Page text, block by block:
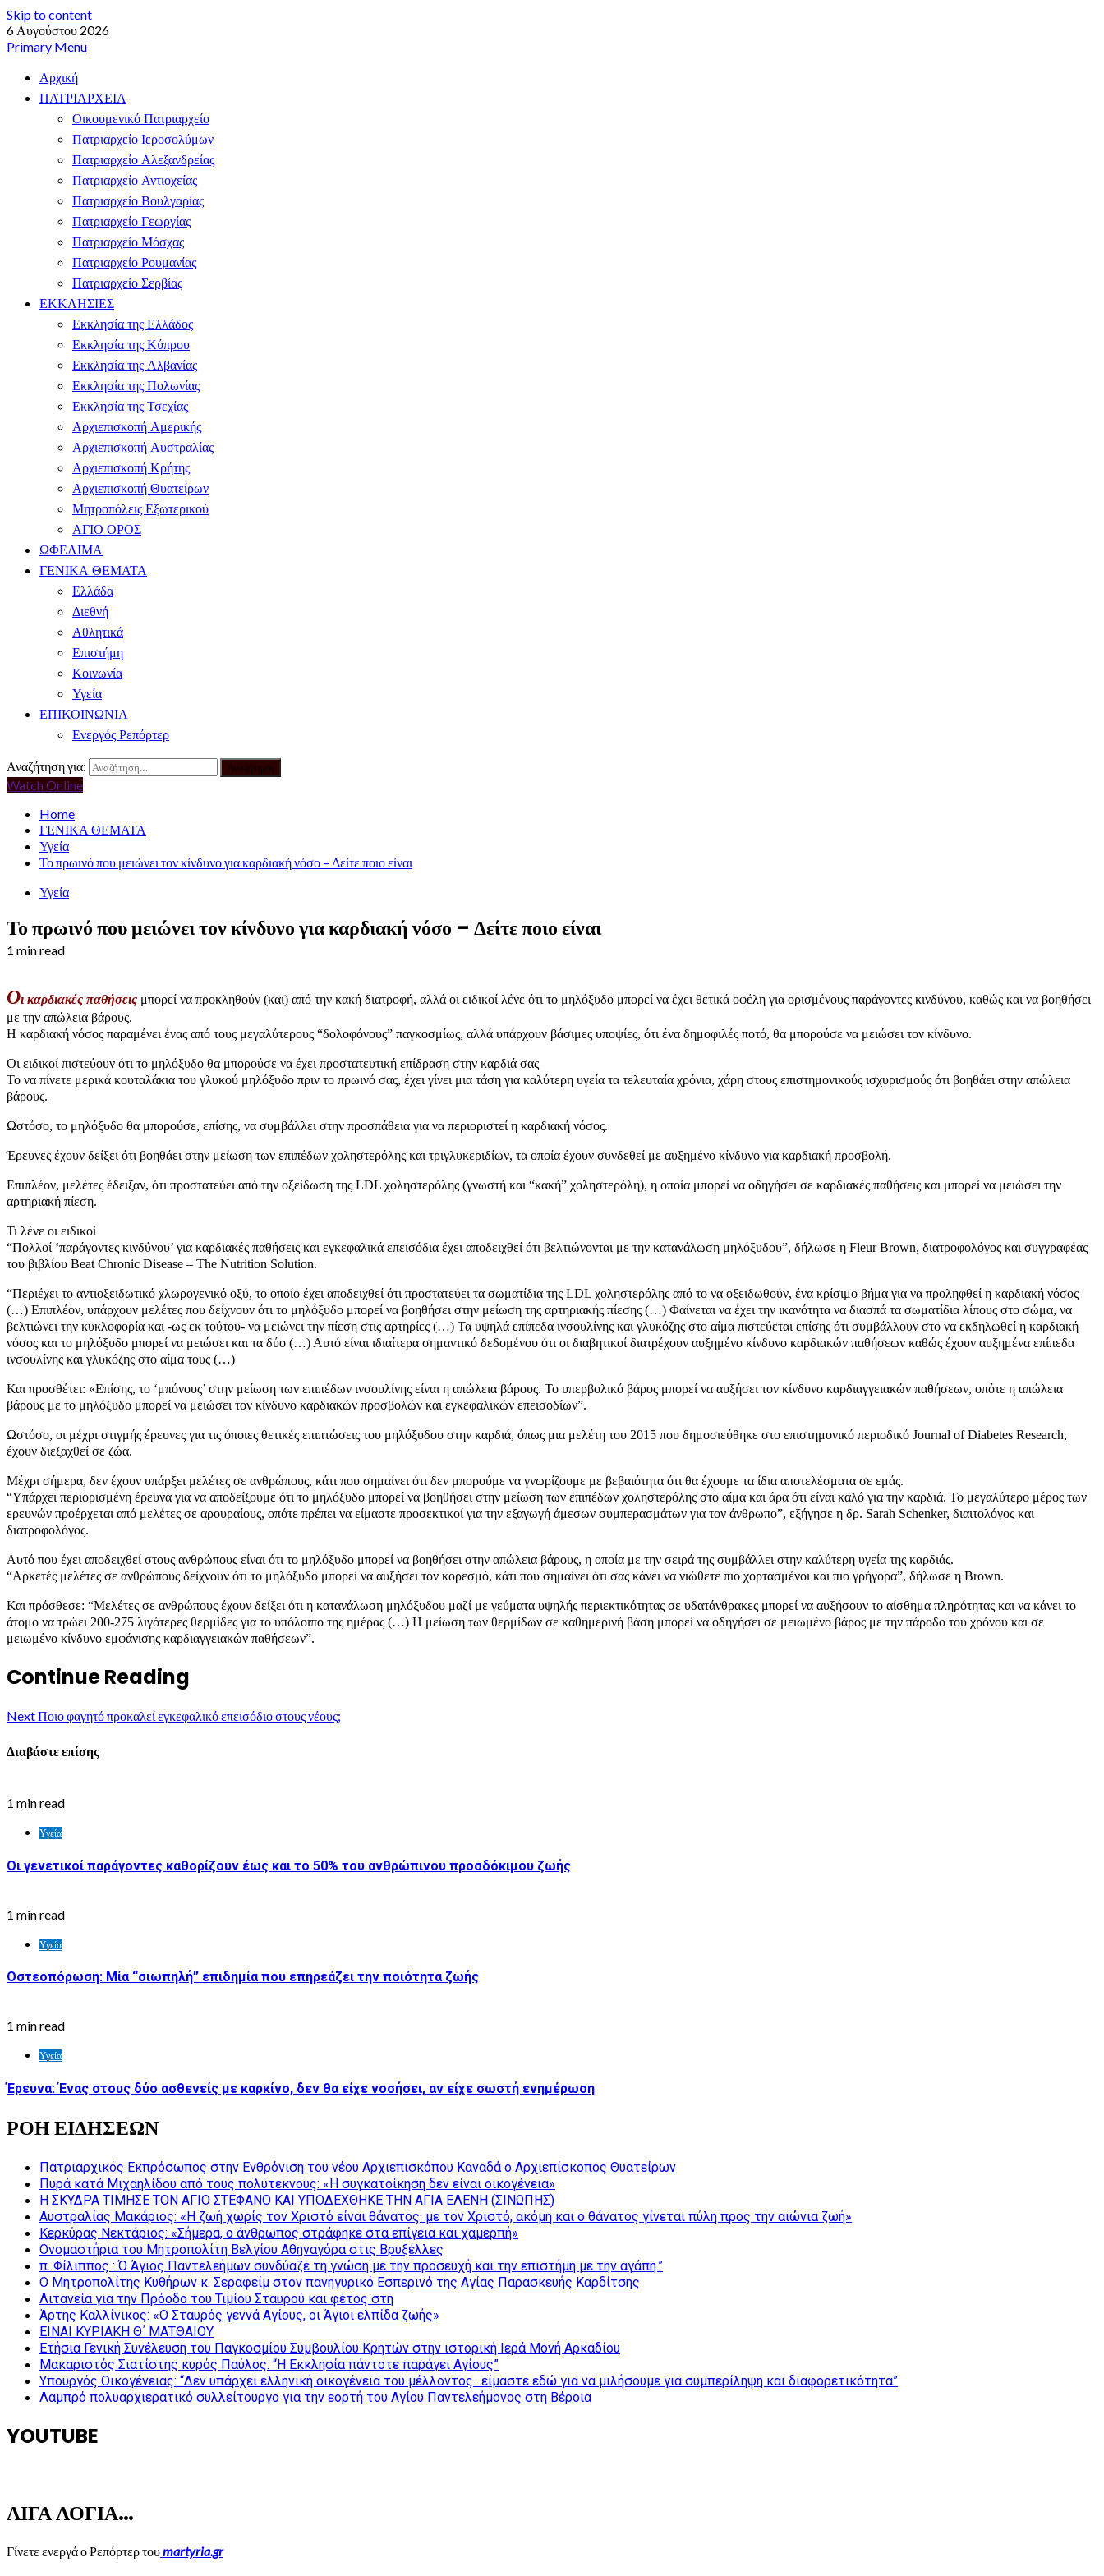
Skip to content
6 Αυγούστου 2026
Primary Menu
Αρχική
ΠΑΤΡΙΑΡΧΕΙΑ
Οικουμενικό Πατριαρχείο
Πατριαρχείο Ιεροσολύμων
Πατριαρχείο Αλεξανδρείας
Πατριαρχείο Αντιοχείας
Πατριαρχείο Βουλγαρίας
Πατριαρχείο Γεωργίας
Πατριαρχείο Μόσχας
Πατριαρχείο Ρουμανίας
Πατριαρχείο Σερβίας
ΕΚΚΛΗΣΙΕΣ
Εκκλησία της Ελλάδος
Εκκλησία της Κύπρου
Εκκλησία της Αλβανίας
Εκκλησία της Πολωνίας
Εκκλησία της Τσεχίας
Αρχιεπισκοπή Αμερικής
Αρχιεπισκοπή Αυστραλίας
Αρχιεπισκοπή Κρήτης
Αρχιεπισκοπή Θυατείρων
Μητροπόλεις Εξωτερικού
ΑΓΙΟ ΟΡΟΣ
ΩΦΕΛΙΜΑ
ΓΕΝΙΚΑ ΘΕΜΑΤΑ
Ελλάδα
Διεθνή
Αθλητικά
Επιστήμη
Κοινωνία
Υγεία
ΕΠΙΚΟΙΝΩΝΙΑ
Ενεργός Ρεπόρτερ
Αναζήτηση για:
Watch Online
Home
ΓΕΝΙΚΑ ΘΕΜΑΤΑ
Υγεία
Το πρωινό που μειώνει τον κίνδυνο για καρδιακή νόσο – Δείτε ποιο είναι
Υγεία
Το πρωινό που μειώνει τον κίνδυνο για καρδιακή νόσο – Δείτε ποιο είναι
1 min read
Οι καρδιακές παθήσεις μπορεί να προκληθούν (και) από την κακή διατροφή, αλλά οι ειδικοί λένε ότι το μηλόξυδο μπορεί να έχει θετικά οφέλη για ορισμένους παράγοντες κινδύνου, καθώς και να βοηθήσει
με την απώλεια βάρους.
Η καρδιακή νόσος παραμένει ένας από τους μεγαλύτερους “δολοφόνους” παγκοσμίως, αλλά υπάρχουν βάσιμες υποψίες, ότι ένα δημοφιλές ποτό, θα μπορούσε να μειώσει τον κίνδυνο.
Οι ειδικοί πιστεύουν ότι το μηλόξυδο θα μπορούσε να έχει προστατευτική επίδραση στην καρδιά σας
Το να πίνετε μερικά κουταλάκια του γλυκού μηλόξυδο πριν το πρωινό σας, έχει γίνει μια τάση για καλύτερη υγεία τα τελευταία χρόνια, χάρη στους επιστημονικούς ισχυρισμούς ότι βοηθάει στην απώλεια
βάρους.
Ωστόσο, το μηλόξυδο θα μπορούσε, επίσης, να συμβάλλει στην προσπάθεια για να περιοριστεί η καρδιακή νόσος.
Έρευνες έχουν δείξει ότι βοηθάει στην μείωση των επιπέδων χοληστερόλης και τριγλυκεριδίων, τα οποία έχουν συνδεθεί με αυξημένο κίνδυνο για καρδιακή προσβολή.
Επιπλέον, μελέτες έδειξαν, ότι προστατεύει από την οξείδωση της LDL χοληστερόλης (γνωστή και “κακή” χοληστερόλη), η οποία μπορεί να οδηγήσει σε καρδιακές παθήσεις και μπορεί να μειώσει την
αρτηριακή πίεση.
Τι λένε οι ειδικοί
“Πολλοί ‘παράγοντες κινδύνου’ για καρδιακές παθήσεις και εγκεφαλικά επεισόδια έχει αποδειχθεί ότι βελτιώνονται με την κατανάλωση μηλόξυδου”, δήλωσε η Fleur Brown, διατροφολόγος και συγγραφέας
του βιβλίου Beat Chronic Disease – The Nutrition Solution.
“Περιέχει το αντιοξειδωτικό χλωρογενικό οξύ, το οποίο έχει αποδειχθεί ότι προστατεύει τα σωματίδια της LDL χοληστερόλης από το να οξειδωθούν, ένα κρίσιμο βήμα για να προληφθεί η καρδιακή νόσος
(…) Επιπλέον, υπάρχουν μελέτες που δείχνουν ότι το μηλόξυδο μπορεί να βοηθήσει στην μείωση της αρτηριακής πίεσης (…) Φαίνεται να έχει την ικανότητα να διασπά τα σωματίδια λίπους στο σώμα, να
βελτιώνει την κυκλοφορία και -ως εκ τούτου- να μειώνει την πίεση στις αρτηρίες (…) Τα υψηλά επίπεδα ινσουλίνης και γλυκόζης στο αίμα πιστεύεται επίσης ότι συμβάλλουν στο να εκδηλωθεί η καρδιακή
νόσος και το μηλόξυδο μπορεί να μειώσει και τα δύο (…) Αυτό είναι ιδιαίτερα σημαντικό δεδομένου ότι οι διαβητικοί διατρέχουν αυξημένο κίνδυνο καρδιακών παθήσεων καθώς έχουν αυξημένα επίπεδα
ινσουλίνης και γλυκόζης στο αίμα τους (…)
Και προσθέτει: «Επίσης, το ‘μπόνους’ στην μείωση των επιπέδων ινσουλίνης είναι η απώλεια βάρους. Το υπερβολικό βάρος μπορεί να αυξήσει τον κίνδυνο καρδιαγγειακών παθήσεων, οπότε η απώλεια
βάρους με το μηλόξυδο μπορεί να μειώσει τον κίνδυνο καρδιακών προσβολών και εγκεφαλικών επεισοδίων”.
Ωστόσο, οι μέχρι στιγμής έρευνες για τις όποιες θετικές επιπτώσεις του μηλόξυδου στην καρδιά, όπως μια μελέτη του 2015 που δημοσιεύθηκε στο επιστημονικό περιοδικό Journal of Diabetes Research,
έχουν διεξαχθεί σε ζώα.
Μέχρι σήμερα, δεν έχουν υπάρξει μελέτες σε ανθρώπους, κάτι που σημαίνει ότι δεν μπορούμε να γνωρίζουμε με βεβαιότητα ότι θα έχουμε τα ίδια αποτελέσματα σε εμάς.
“Υπάρχει περιορισμένη έρευνα για να αποδείξουμε ότι το μηλόξυδο μπορεί να βοηθήσει στην μείωση των επιπέδων χοληστερόλης στο αίμα και άρα ότι είναι καλό για την καρδιά. Το μεγαλύτερο μέρος των
ερευνών προέρχεται από μελέτες σε αρουραίους, οπότε πρέπει να είμαστε προσεκτικοί για την εξαγωγή άμεσων συμπερασμάτων για τον άνθρωπο”, εξήγησε η δρ. Sarah Schenker, διαιτολόγος και
διατροφολόγος.
Αυτό που έχει αποδειχθεί στους ανθρώπους είναι ότι το μηλόξυδο μπορεί να βοηθήσει στην απώλεια βάρους, η οποία με την σειρά της συμβάλλει στην καλύτερη υγεία της καρδιάς.
“Αρκετές μελέτες σε ανθρώπους δείχνουν ότι το μηλόξυδο μπορεί να αυξήσει τον κορεσμό, κάτι που σημαίνει ότι σας κάνει να νιώθετε πιο χορτασμένοι και πιο γρήγορα”, δήλωσε η Brown.
Και πρόσθεσε: “Μελέτες σε ανθρώπους έχουν δείξει ότι η κατανάλωση μηλόξυδου μαζί με γεύματα υψηλής περιεκτικότητας σε υδατάνθρακες μπορεί να αυξήσουν το αίσθημα πληρότητας και να κάνει το
άτομο να τρώει 200-275 λιγότερες θερμίδες για το υπόλοιπο της ημέρας (…) Η μείωση των θερμίδων σε καθημερινή βάση μπορεί να οδηγήσει σε μειωμένο βάρος με την πάροδο του χρόνου και σε
μειωμένο κίνδυνο εμφάνισης καρδιαγγειακών παθήσεων”.
Continue Reading
NextΠοιο φαγητό προκαλεί εγκεφαλικό επεισόδιο στους νέους;
Διαβάστε επίσης
1 min read
Υγεία
Οι γενετικοί παράγοντες καθορίζουν έως και το 50% του ανθρώπινου προσδόκιμου ζωής
1 min read
Υγεία
Οστεοπόρωση: Μία “σιωπηλή” επιδημία που επηρεάζει την ποιότητα ζωής
1 min read
Υγεία
Έρευνα: Ένας στους δύο ασθενείς με καρκίνο, δεν θα είχε νοσήσει, αν είχε σωστή ενημέρωση
ΡΟΗ ΕΙΔΗΣΕΩΝ
Πατριαρχικός Εκπρόσωπος στην Ενθρόνιση του νέου Αρχιεπισκόπου Καναδά ο Αρχιεπίσκοπος Θυατείρων
Πυρά κατά Μιχαηλίδου από τους πολύτεκνους: «Η συγκατοίκηση δεν είναι οικογένεια»
Η ΣΚΥΔΡΑ ΤΙΜΗΣΕ ΤΟΝ ΑΓΙΟ ΣΤΕΦΑΝΟ ΚΑΙ ΥΠΟΔΕΧΘΗΚΕ ΤΗΝ ΑΓΙΑ ΕΛΕΝΗ (ΣΙΝΩΠΗΣ)
Αυστραλίας Μακάριος: «Η ζωή χωρίς τον Χριστό είναι θάνατος· με τον Χριστό, ακόμη και ο θάνατος γίνεται πύλη προς την αιώνια ζωή»
Κερκύρας Νεκτάριος: «Σήμερα, ο άνθρωπος στράφηκε στα επίγεια και χαμερπή»
Ονομαστήρια του Μητροπολίτη Βελγίου Αθηναγόρα στις Βρυξέλλες
π. Φίλιππος : Ό Άγιος Παντελεήμων συνδύαζε τη γνώση με την προσευχή και την επιστήμη με την αγάπη.”
Ο Μητροπολίτης Κυθήρων κ. Σεραφείμ στον πανηγυρικό Εσπερινό της Αγίας Παρασκευής Καρδίτσης
Λιτανεία για την Πρόοδο του Τιμίου Σταυρού και φέτος στη
Άρτης Καλλίνικος: «Ο Σταυρός γεννά Αγίους, οι Άγιοι ελπίδα ζωής»
ΕΙΝΑΙ ΚΥΡΙΑΚΗ Θ΄ ΜΑΤΘΑΙΟΥ
Ετήσια Γενική Συνέλευση του Παγκοσμίου Συμβουλίου Κρητών στην ιστορική Ιερά Μονή Αρκαδίου
Μακαριστός Σιατίστης κυρός Παύλος: “Η Εκκλησία πάντοτε παράγει Αγίους”
Υπουργός Οικογένειας: “Δεν υπάρχει ελληνική οικογένεια του μέλλοντος…είμαστε εδώ για να μιλήσουμε για συμπερίληψη και διαφορετικότητα”
Λαμπρό πολυαρχιερατικό συλλείτουργο για την εορτή του Αγίου Παντελεήμονος στη Βέροια
YOUTUBE
ΛΙΓΑ ΛΟΓΙΑ…
Γίνετε ενεργά ο Ρεπόρτερ τουmartyria.gr